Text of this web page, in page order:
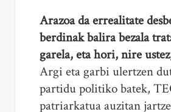
Arazoa da errealitate
berdinak balira bezala
garela, eta hori, nire
Argi eta garbi ulertzen
partidu politiko batek,
patriarkatua auzitan